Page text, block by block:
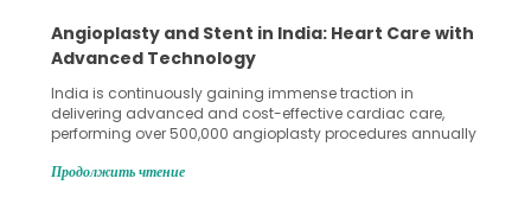
Angioplasty and Stent in India: Heart Care with
Advanced Technology
India is continuously gaining immense traction in
delivering advanced and cost-effective cardiac care,
performing over 500,000 angioplasty procedures annually
globe are searching for treatments like angioplasty and
Продолжить чтение